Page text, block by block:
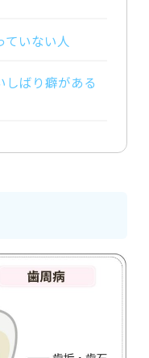
ていない人
しばり癖がある